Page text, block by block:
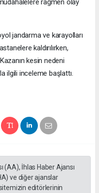
rağmen olay
jandarma ve karayolları
kaldırılırken,
kesin nedeni
ilgili inceleme başlattı.
(AA), İhlas Haber Ajansı
ve diğer ajanslar
editörlerinin